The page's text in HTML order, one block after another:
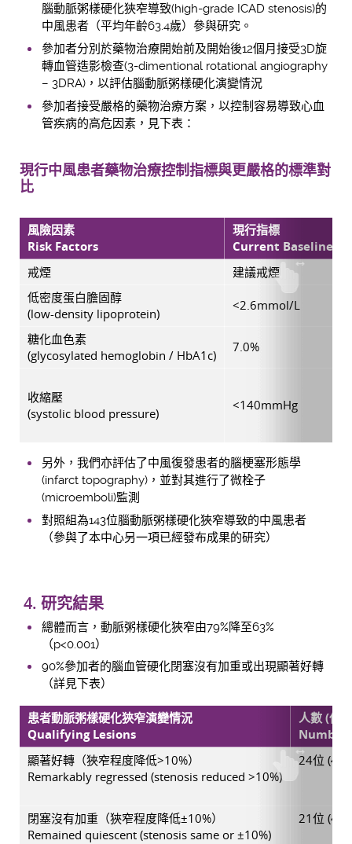
腦動脈粥樣硬化狹窄導致(high-grade ICAD stenosis)的
中風患者（平均年齡63.4歲）參與研究。
參加者分別於藥物治療開始前及開始後12個月接受3D旋
轉血管造影檢查(3-dimentional rotational angiography
– 3DRA)，以評估腦動脈粥樣硬化演變情況
參加者接受嚴格的藥物治療方案，以控制容易導致心血
管疾病的高危因素，見下表：
現行中風患者藥物治療控制指標與更嚴格的標準對
比
風險因素
Risk Factors
現行指標
Current Baseline
戒煙 建議戒煙
低密度蛋白膽固醇
(low-density lipoprotein)
<2.6mmol/L
糖化血色素
(glycosylated hemoglobin / HbA1c)
7.0%
收縮壓
(systolic blood pressure)
<140mmHg
另外，我們亦評估了中風復發患者的腦梗塞形態學
(infarct topography)，並對其進行了微栓子
(microemboli)監測
對照組為143位腦動脈粥樣硬化狹窄導致的中風患者
（參與了本中心另一項已經發布成果的研究）
4. 研究結果
總體而言，動脈粥樣硬化狹窄由79%降至63%
（p<0.001）
90%參加者的腦血管硬化閉塞沒有加重或出現顯著好轉
（詳見下表）
患者動脈粥樣硬化狹窄演變情況
Qualifying Lesions
人數 (佔
Number
顯著好轉（狹窄程度降低>10%）
Remarkably regressed (stenosis reduced >10%)
24位
閉塞沒有加重（狹窄程度降低±10%）
Remained quiescent (stenosis same or ±10%)
21位